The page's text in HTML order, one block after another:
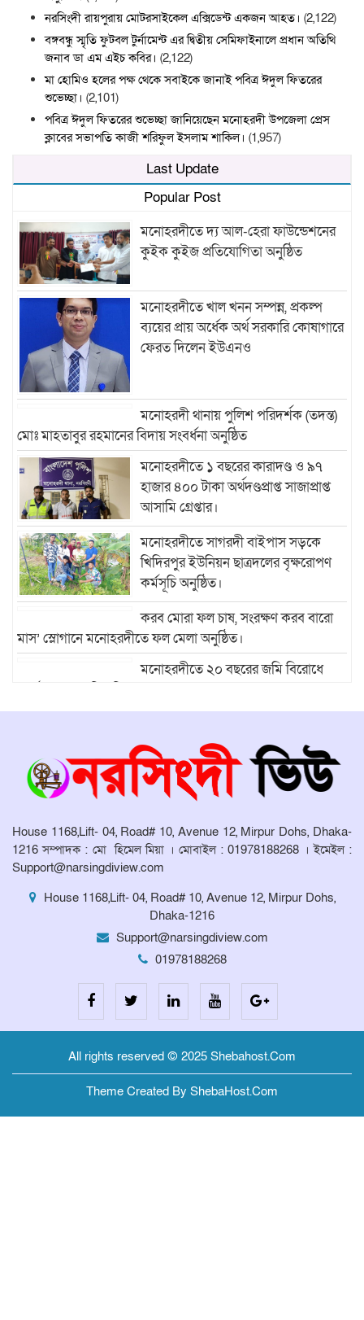
নরসিংদী রায়পুরায় মোটরসাইকেল এক্সিডেন্ট একজন আহত। (2,122)
বঙ্গবন্ধু স্মৃতি ফুটবল টুর্নামেন্ট এর দ্বিতীয় সেমিফাইনালে প্রধান অতিথি
জনাব ডা এম এইচ কবির। (2,122)
মা হোমিও হলের পক্ষ থেকে সবাইকে জানাই পবিত্র ঈদুল ফিতরের
শুভেচ্ছা। (2,101)
পবিত্র ঈদুল ফিতরের শুভেচ্ছা জানিয়েছেন মনোহরদী উপজেলা প্রেস
ক্লাবের সভাপতি কাজী শরিফুল ইসলাম শাকিল। (1,957)
Last Update
Popular Post
মনোহরদীতে দ্য আল-হেরা ফাউন্ডেশনের
কুইক কুইজ প্রতিযোগিতা অনুষ্ঠিত
মনোহরদীতে খাল খনন সম্পন্ন, প্রকল্প
ব্যয়ের প্রায় অর্ধেক অর্থ সরকারি কোষাগারে
ফেরত দিলেন ইউএনও
মনোহরদী থানায় পুলিশ পরিদর্শক (তদন্ত)
মোঃ মাহতাবুর রহমানের বিদায় সংবর্ধনা অনুষ্ঠিত
মনোহরদীতে ১ বছরের কারাদণ্ড ও ৯৭
হাজার ৪০০ টাকা অর্থদণ্ডপ্রাপ্ত সাজাপ্রাপ্ত
আসামি গ্রেপ্তার।
মনোহরদীতে সাগরদী বাইপাস সড়কে
খিদিরপুর ইউনিয়ন ছাত্রদলের বৃক্ষরোপণ
কর্মসূচি অনুষ্ঠিত।
করব মোরা ফল চাষ, সংরক্ষণ করব বারো
মাস’ স্লোগানে মনোহরদীতে ফল মেলা অনুষ্ঠিত।
মনোহরদীতে ২০ বছরের জমি বিরোধে
প্রদান ও সংবর্ধনা অনুষ্ঠান অনুষ্ঠিত।
মনোহরদীর চর আহাম্মদপুরে পানিবন্দি
লাঞ্ছিতের অভিযোগ।
মনোহরদীতে উপজেলা দুর্যোগ ব্যবস্থাপনা
কমিটির সভা অনুষ্ঠিত
House 1168,Lift- 04, Road# 10, Avenue 12, Mirpur Dohs, Dhaka-
1216 সম্পাদক : মো হিমেল মিয়া । মোবাইল : 01978188268 । ইমেইল :
Support@narsingdiview.com
House 1168,Lift- 04, Road# 10, Avenue 12, Mirpur Dohs,
Dhaka-1216
Support@narsingdiview.com
01978188268
All rights reserved © 2025 Shebahost.Com
Theme Created By ShebaHost.Com